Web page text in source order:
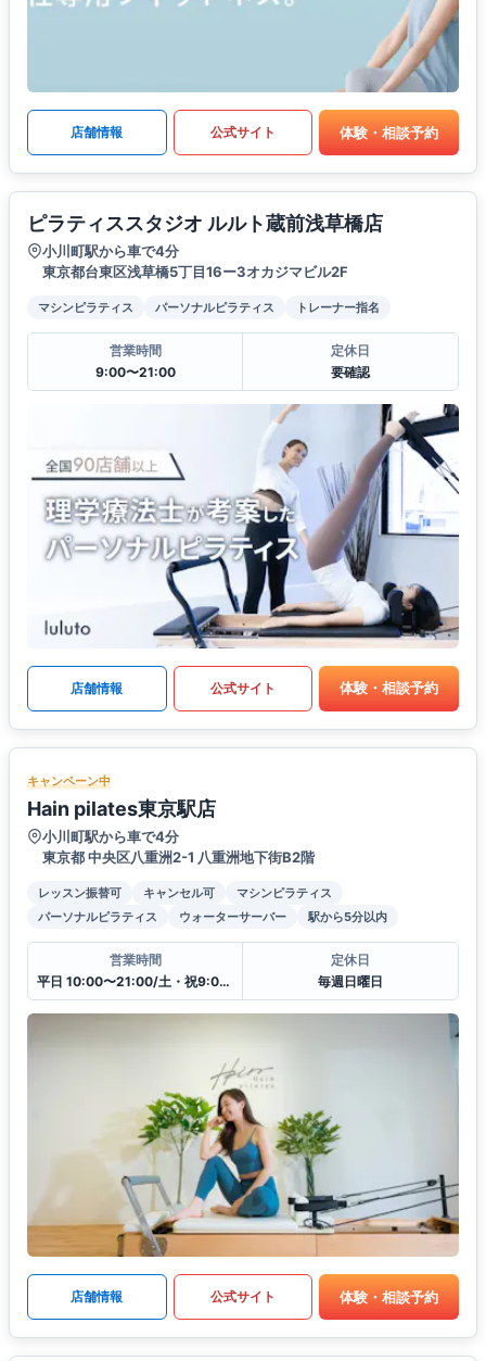
店舗情報 公式サイト 体験・相談予約
ピラティススタジオ ルルト蔵前浅草橋店
小川町駅から車で4分
東京都台東区浅草橋5丁目16ー3オカジマビル2F
マシンピラティス パーソナルピラティス トレーナー指名
営業時間
9:00〜21:00
定休日
要確認
店舗情報 公式サイト 体験・相談予約
キャンペーン中
Hain pilates東京駅店
小川町駅から車で4分
東京都 中央区八重洲2-1 八重洲地下街B2階
レッスン振替可 キャンセル可
マシンピラティス
パーソナルピラティス
ウォーターサーバー 駅から5分以内
営業時間
平日 10:00〜21:00/土・祝9:00〜20:00
定休日
毎週日曜日
店舗情報 公式サイト 体験・相談予約